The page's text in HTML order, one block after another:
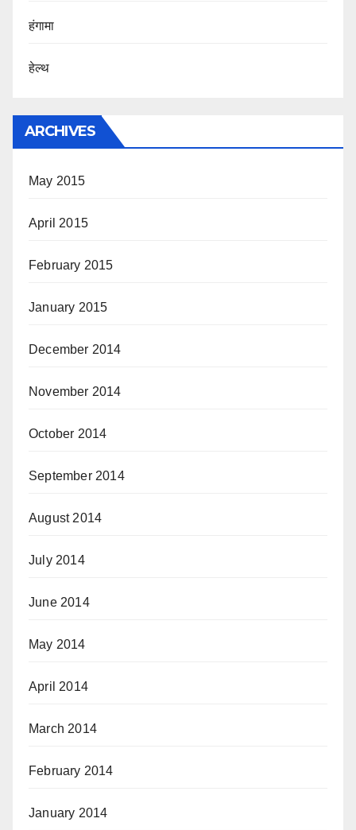
हंगामा
हेल्थ
ARCHIVES
May 2015
April 2015
February 2015
January 2015
December 2014
November 2014
October 2014
September 2014
August 2014
July 2014
June 2014
May 2014
April 2014
March 2014
February 2014
January 2014